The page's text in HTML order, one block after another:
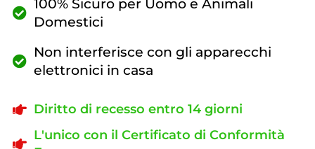
100% Sicuro per Uomo e Animali
Domestici
Non interferisce con gli apparecchi
elettronici in casa
Diritto di recesso entro 14 giorni
L'unico con il Certificato di Conformità